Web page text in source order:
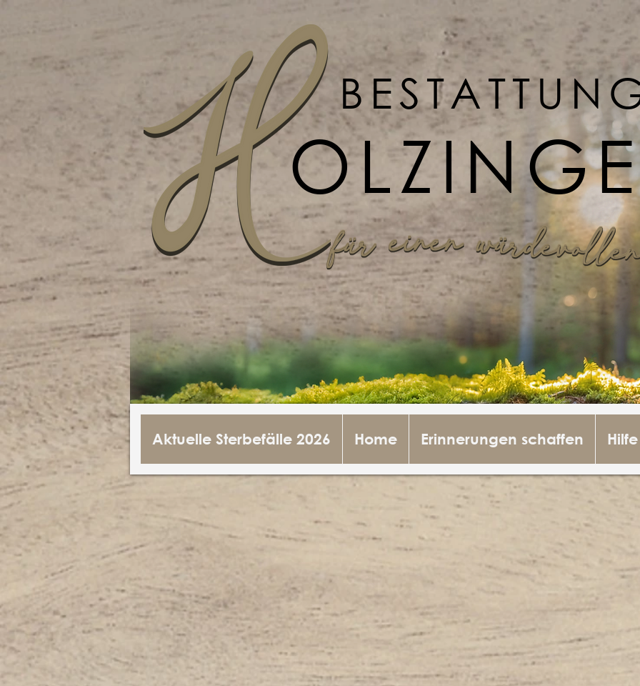
Aktuelle Sterbefälle 2026 Home Erinnerungen schaffen